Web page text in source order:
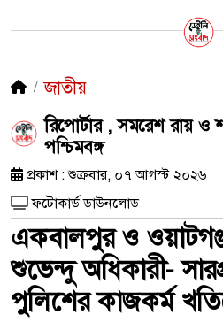
জাতীয়
রিপোর্টার , সমরেশ রায় ও
পশ্চিমবঙ্গ
প্রকাশ : শুক্রবার, ০৭ আগস্ট ২০২৬
ফটোকার্ড ডাউনলোড
একবালপুর ও ওয়াটগঞ্জ
শুভেন্দু অধিকারী-
পুলিশের কাজকর্ম